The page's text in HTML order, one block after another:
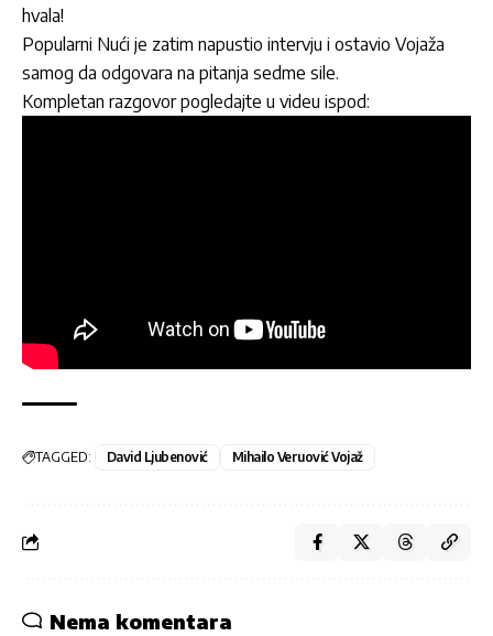
hvala!
Popularni Nući je zatim napustio intervju i ostavio Vojaža
samog da odgovara na pitanja sedme sile.
Kompletan razgovor pogledajte u videu ispod:
TAGGED: David Ljubenović Mihailo Veruović Vojaž
Nema komentara